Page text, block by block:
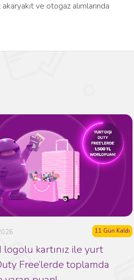
ve otogaz alımlarında
11 Gün Kaldı
logolu kartınız ile yurt
Free’lerde toplamda